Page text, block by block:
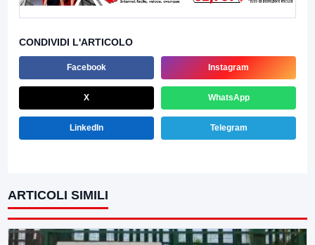
CONDIVIDI L'ARTICOLO
Facebook Instagram
X WhatsApp
LinkedIn Telegram
ARTICOLI SIMILI